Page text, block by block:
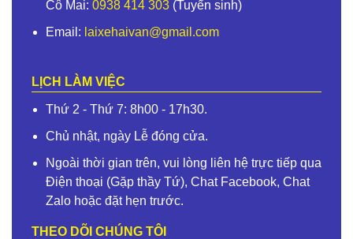
Cô Mai: 0938 414 303 (Tuyển sinh)
Email: laixehaivan@gmail.com
LỊCH LÀM VIỆC
Thứ 2 - Thứ 7: 8h00 - 17h30.
Chủ nhật, ngày Lễ đóng cửa.
Ngoài thời gian trên, vui lòng liên hệ trực tiếp qua
Điện thoại (Gặp thầy Tứ), Chat Facebook, Chat
Zalo hoặc đặt hẹn trước.
THEO DÕI CHÚNG TÔI